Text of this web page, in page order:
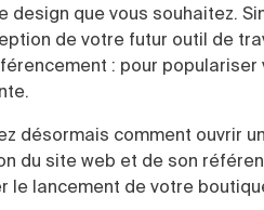
design que vous souhaitez.
de votre futur outil de
: pour
désormais comment ouvrir
du site web et de son
le lancement de votre